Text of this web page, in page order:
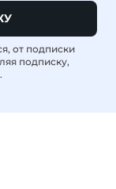
от подписки
подписку,
.